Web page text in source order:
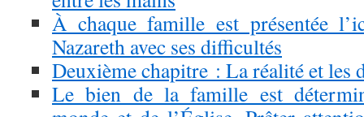
À chaque famille est présentée
Nazareth avec ses difficultés
Deuxième chapitre : La réalité et les
Le bien de la famille est